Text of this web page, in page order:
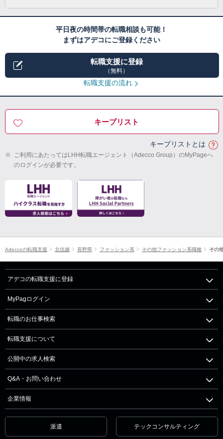
平日夜の時間帯の転職相談も可能！
まずはアデコにご登録ください
転職支援に登録
（無料）
転職支援の流れ
キープリスト
キープリストとは
※ ご利用にあたってはLHH転職エージェント（Adecco Group）のMyPageへ
のログインが必要です。
Adeccoの転職支援 北信越 長野県 ファッション系 その他ファッション系職種 その
アデコの転職支援に登録
MyPagログイン
転職のお仕事検索
転職支援について
公開中の求人検索
Q&A・お問い合わせ
企業情報
派遣 テックコンサルティング